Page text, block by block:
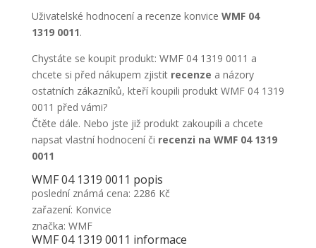
Uživatelské hodnocení a recenze konvice WMF 04
1319 0011.
Chystáte se koupit produkt: WMF 04 1319 0011 a
chcete si před nákupem zjistit recenze a názory
ostatních zákazníků, kteří koupili produkt WMF 04 1319
0011 před vámi?
Čtěte dále. Nebo jste již produkt zakoupili a chcete
napsat vlastní hodnocení či recenzi na WMF 04 1319
0011
WMF 04 1319 0011 popis
poslední známá cena: 2286 Kč
zařazení: Konvice
značka: WMF
WMF 04 1319 0011 informace